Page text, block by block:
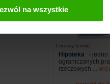
na wszystkie Wpisz szukane
Losowy termin:
Hipoteka
- jedno
ograniczonych
rzeczowych ...